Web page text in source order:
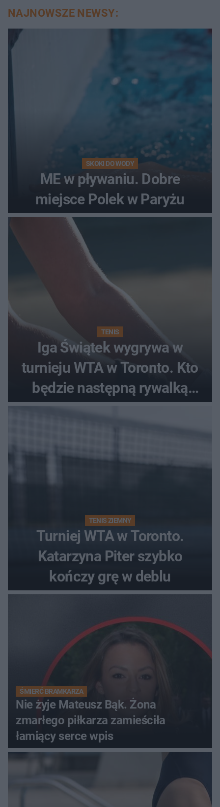
NAJNOWSZE NEWSY:
SKOKI DO WODY
ME w pływaniu. Dobre
miejsce Polek w Paryżu
TENIS
Iga Świątek wygrywa w
turnieju WTA w Toronto. Kto
będzie następną rywalką
TENIS ZIEMNY
Turniej WTA w Toronto.
Katarzyna Piter szybko
kończy grę w deblu
ŚMIERĆ BRAMKARZA
Nie żyje Mateusz Bąk. Żona
zmarłego piłkarza zamieściła
łamiący serce wpis